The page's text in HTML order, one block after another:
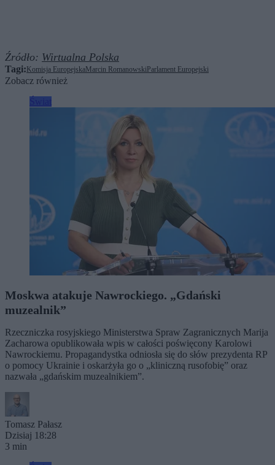
Źródło: Wirtualna Polska
Tagi: Komisja EuropejskaMarcin Romanowski Parlament Europejski
Zobacz również
Moskwa atakuje Nawrockiego. „Gdański
muzealnik”
Rzeczniczka rosyjskiego Ministerstwa Spraw Zagranicznych Marija
Zacharowa opublikowała wpis w całości poświęcony Karolowi
Nawrockiemu. Propagandystka odniosła się do słów prezydenta RP
o pomocy Ukrainie i oskarżyła go o „kliniczną rusofobię” oraz
nazwała „gdańskim muzealnikiem”.
Tomasz Pałasz
Dzisiaj 18:28
3 min